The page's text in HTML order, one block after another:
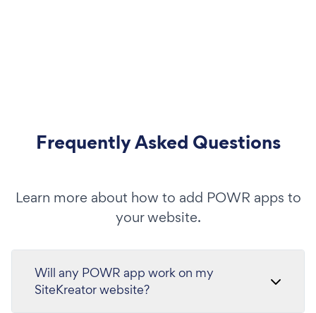
Frequently Asked Questions
Learn more about how to add POWR apps to
your website.
Will any POWR app work on my
SiteKreator website?